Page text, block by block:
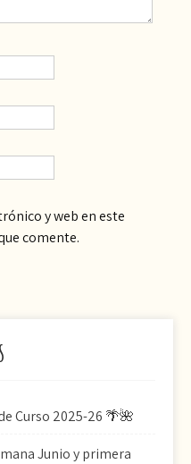
y web en este
comente.
Curso 2025-26 🌴🌺
Junio y primera